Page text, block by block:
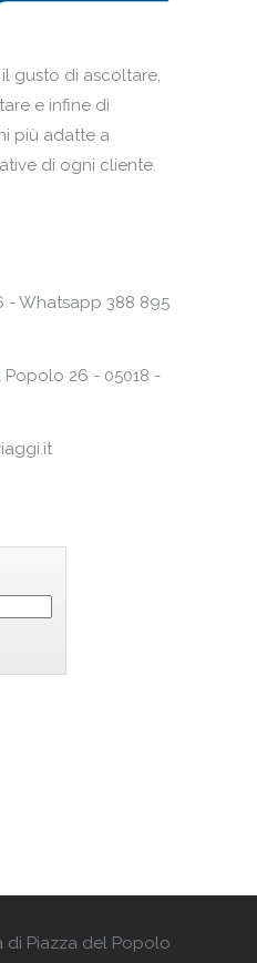
gusto di ascoltare,
e infine di
più adatte a
di ogni cliente.
- Whatsapp 388 895
Popolo 26 - 05018 -
di Piazza del Popolo